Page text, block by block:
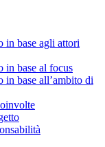
in base agli attori
in base al focus
base all’ambito di